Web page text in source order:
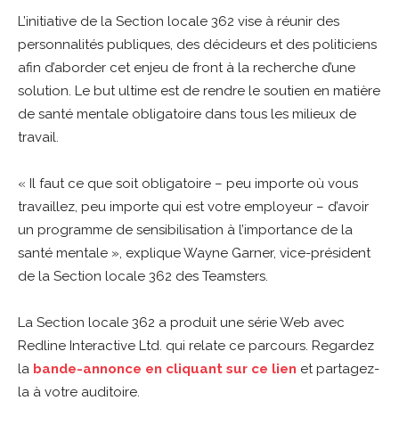
L’initiative de la Section locale 362 vise à réunir des
personnalités publiques, des décideurs et des politiciens
afin d’aborder cet enjeu de front à la recherche d’une
solution. Le but ultime est de rendre le soutien en matière
de santé mentale obligatoire dans tous les milieux de
travail.
« Il faut ce que soit obligatoire – peu importe où vous
travaillez, peu importe qui est votre employeur – d’avoir
un programme de sensibilisation à l’importance de la
santé mentale », explique Wayne Garner, vice-président
de la Section locale 362 des Teamsters.
La Section locale 362 a produit une série Web avec
Redline Interactive Ltd. qui relate ce parcours. Regardez
la bande-annonce en cliquant sur ce lien et partagez-
la à votre auditoire.